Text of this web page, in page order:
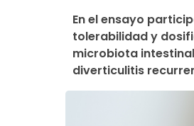
En el ensayo
tolerabilidad y
microbiota
diverticulitis